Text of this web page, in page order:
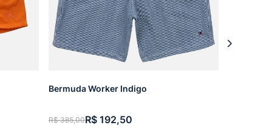
Bermuda Worker Indigo
R$ 385,00R$ 192,50